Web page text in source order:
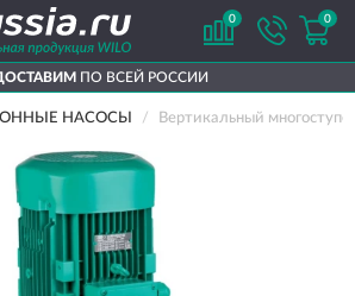
0 0
ПО ВСЕЙ РОССИИ
НАСОСЫ Вертикальный